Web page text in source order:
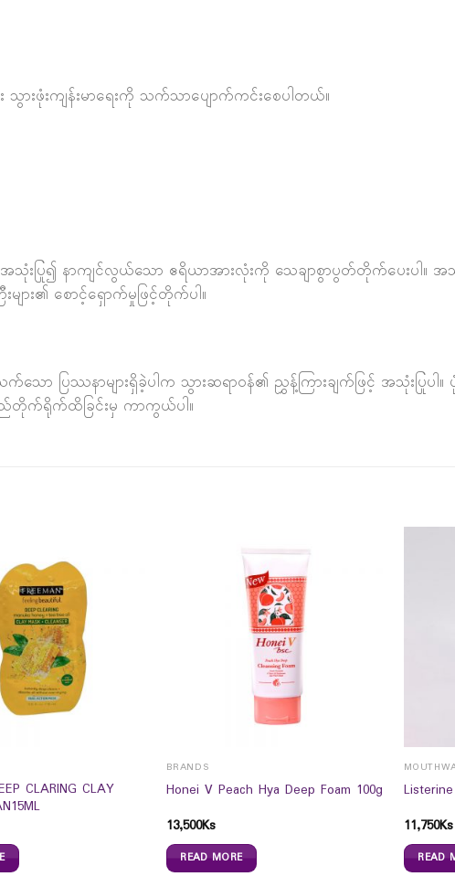
သွားဖုံးကျန်းမာရေးကို သက်သာပျောက်ကင်းစေပါတယ်။
းပြု၍ နာကျင်လွယ်သော ဧရိယာအားလုံးကို သေချာစွာပွတ်တိုက်ပေးပါ
ား၏ စောင့်ရှောက်မှုဖြင့်တိုက်ပါ။
သက်သော ပြဿနာများရှိခဲ့ပါက သွားဆရာ၀န်၏ ညွှန့်ကြားချက်ဖြင့် အသုံးပြုပါ
ြည်တိုက်ရိုက်ထိခြင်းမှ ကာကွယ်ပါ။
CLARING CLAY
BRANDS
Honei V Peach Hya Deep Foam 100g
13,500Ks
READ MORE
11,750Ks
READ